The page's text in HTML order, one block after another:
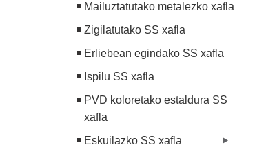
Mailuztatutako metalezko xafla
Zigilatutako SS xafla
Erliebean egindako SS xafla
Ispilu SS xafla
PVD koloretako estaldura SS
xafla
Eskuilazko SS xafla